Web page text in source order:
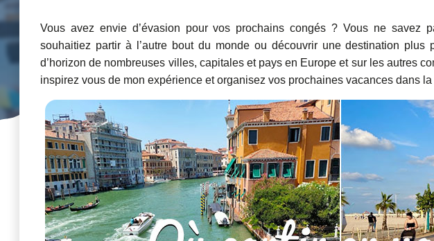
Vous avez envie d’évasion pour vos prochains congés ? Vous ne savez
souhaitiez partir à l’autre bout du monde ou découvrir une destination
d’horizon de nombreuses villes, capitales et pays en Europe et sur les autres
inspirez vous de mon expérience et organisez vos prochaines vacances dans